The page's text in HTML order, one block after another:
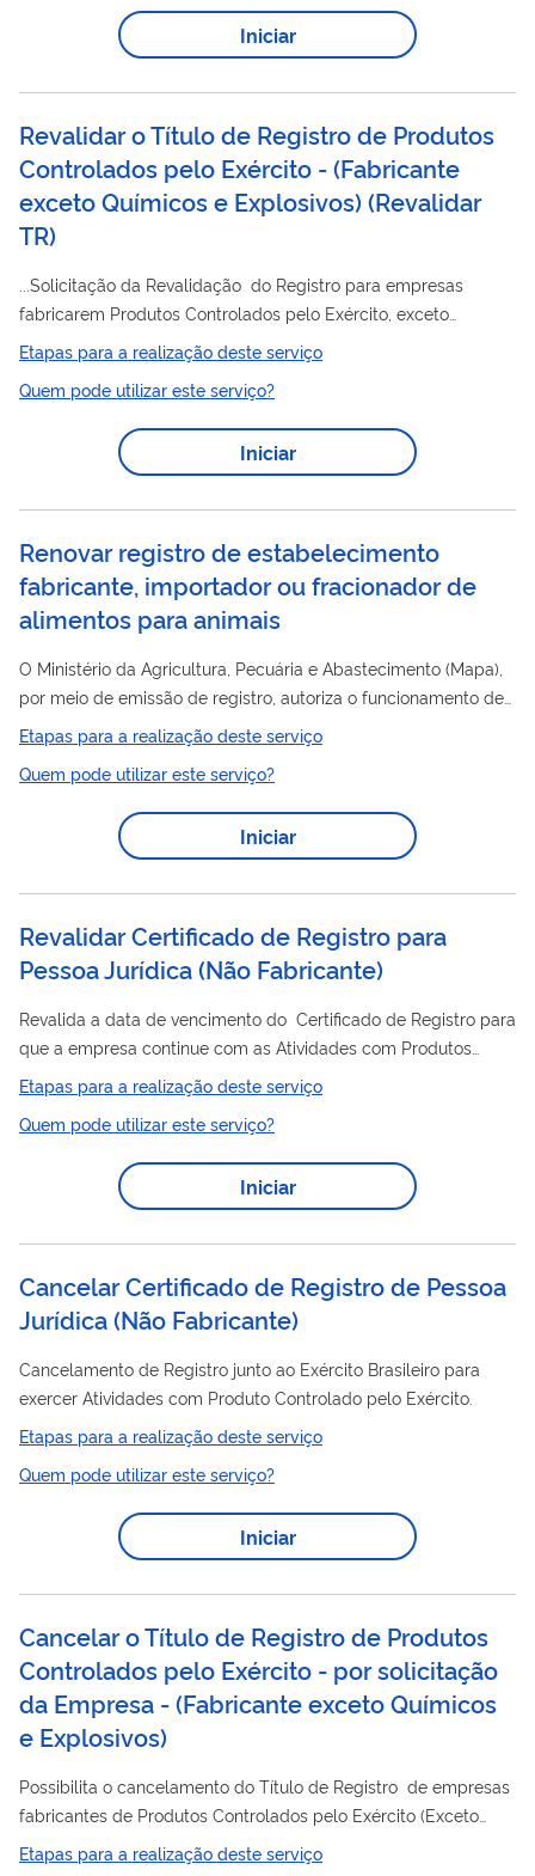
Iniciar
Revalidar o Título de Registro de Produtos
Controlados pelo Exército - (Fabricante
exceto Químicos e Explosivos) (Revalidar
TR)
...Solicitação da Revalidação do Registro para empresas
fabricarem Produtos Controlados pelo Exército, exceto
químicos e Explosivos
Etapas para a realização deste serviço
Quem pode utilizar este serviço?
Iniciar
Renovar registro de estabelecimento
fabricante, importador ou fracionador de
alimentos para animais
O Ministério da Agricultura, Pecuária e Abastecimento (Mapa),
por meio de emissão de registro, autoriza o funcionamento de
estabelecimentos que exerçam as atividades de fabricação,
fracionamento e importação de produtos destinados à
alimentação animal. A renovação de registro concedida pelo
Mapa autoriza o estabelecimentofabricante, fracionador ou
importador a continuar desenvolvendo suas atividades, com
chancelando o...
Etapas para a realização deste serviço
Quem pode utilizar este serviço?
Iniciar
Revalidar Certificado de Registro para
Pessoa Jurídica (Não Fabricante)
Revalida a data de vencimento do Certificado de Registro para
que a empresa continue com as Atividades com Produtos
Controlados pelo Exército.
Etapas para a realização deste serviço
Quem pode utilizar este serviço?
Iniciar
Cancelar Certificado de Registro de Pessoa
Jurídica (Não Fabricante)
Cancelamento de Registro junto ao Exército Brasileiro para
exercer Atividades com Produto Controlado pelo Exército.
Etapas para a realização deste serviço
Quem pode utilizar este serviço?
Iniciar
Cancelar o Título de Registro de Produtos
Controlados pelo Exército - por solicitação
da Empresa - (Fabricante exceto Químicos
e Explosivos)
Possibilita o cancelamento do Título de Registro de empresas
fabricantes de Produtos Controlados pelo Exército (Exceto
Químicos e Explosivos)
Etapas para a realização deste serviço